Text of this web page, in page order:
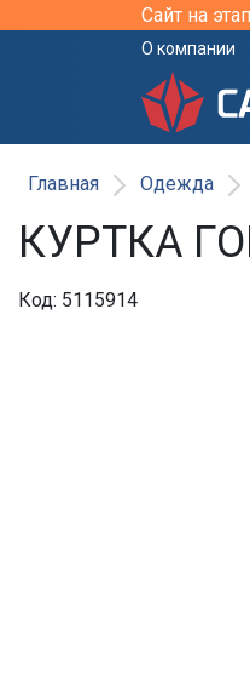
Сайт на
О компании
Главная Одежда
КУРТКА
Код: 5115914